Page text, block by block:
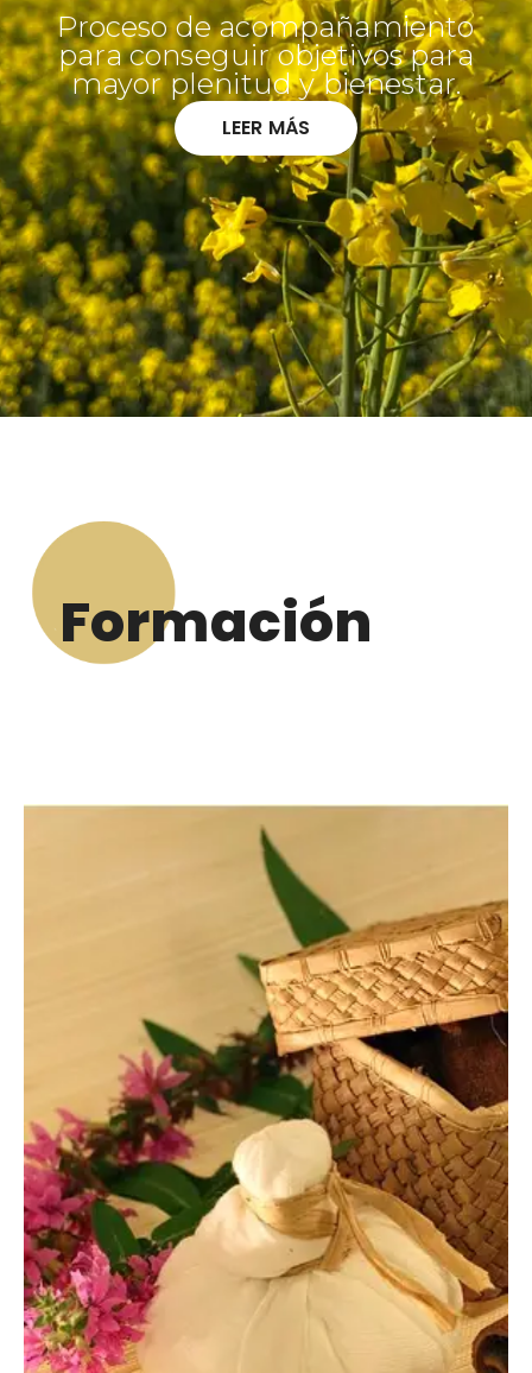
Proceso de acompañamiento
para conseguir objetivos para
mayor plenitud y bienestar.
LEER MÁS
Formación